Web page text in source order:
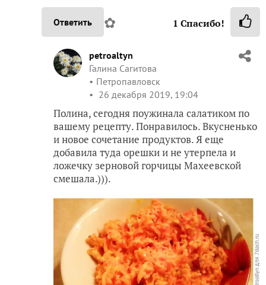
Ответить ✿ 1 Спасибо!
petroaltyn
Галина Сагитова
Петропавловск
26 декабря 2019, 19:04
Полина, сегодня поужинала салатиком по
вашему рецепту. Понравилось. Вкусненько
и новое сочетание продуктов. Я еще
добавила туда орешки и не утерпела и
ложечку зерновой горчицы Махеевской
смешала.))).